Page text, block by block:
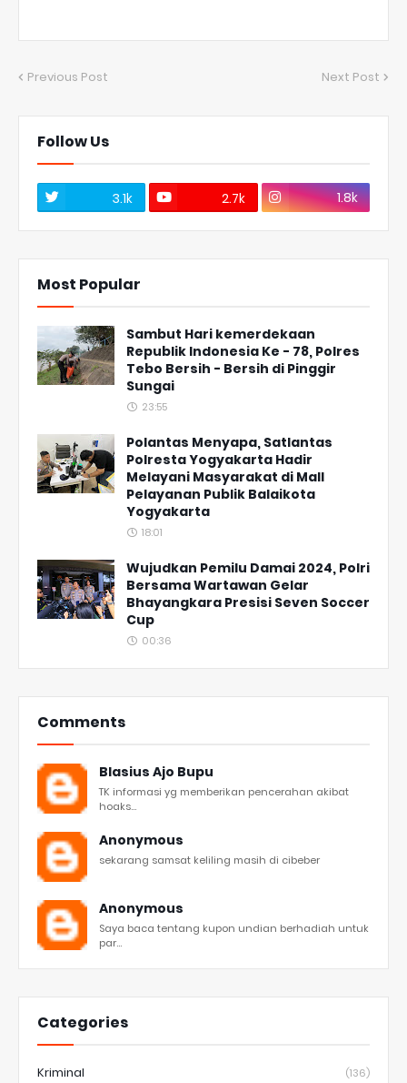
Previous Post Next Post
Follow Us
3.1k 2.7k 1.8k
Most Popular
Sambut Hari kemerdekaan
Republik Indonesia Ke - 78, Polres
Tebo Bersih - Bersih di Pinggir
Sungai
23:55
Polantas Menyapa, Satlantas
Polresta Yogyakarta Hadir
Melayani Masyarakat di Mall
Pelayanan Publik Balaikota
Yogyakarta
18:01
Wujudkan Pemilu Damai 2024, Polri
Bersama Wartawan Gelar
Bhayangkara Presisi Seven Soccer
Cup
00:36
Comments
Blasius Ajo Bupu
TK informasi yg memberikan pencerahan akibat
hoaks...
Anonymous
sekarang samsat keliling masih di cibeber
Anonymous
Saya baca tentang kupon undian berhadiah untuk
par...
Categories
Kriminal (136)